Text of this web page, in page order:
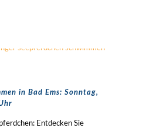
in Bad Ems: Sonntag,
Entdecken Sie